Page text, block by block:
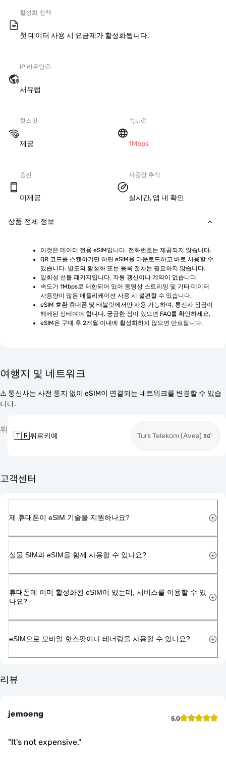
활성화 정책
첫 데이터 사용 시 요금제가 활성화됩니다.
IP 라우팅
서유럽
핫스팟
제공
속도
1Mbps
충전
미제공
사용량 추적
실시간, 앱 내 확인
상품 전체 정보
이것은 데이터 전용 eSIM입니다. 전화번호는 제공되지 않습니다.
QR 코드를 스캔하기만 하면 eSIM을 다운로드하고 바로 사용할 수
있습니다. 별도의 활성화 또는 등록 절차는 필요하지 않습니다.
일회성 선불 패키지입니다. 자동 갱신이나 계약이 없습니다.
속도가 1Mbps로 제한되어 있어 동영상 스트리밍 및 기타 데이터
사용량이 많은 애플리케이션 사용 시 불편할 수 있습니다.
eSIM 호환 휴대폰 및 태블릿에서만 사용 가능하며, 통신사 잠금이
해제된 상태여야 합니다. 궁금한 점이 있으면 FAQ를 확인하세요.
eSIM은 구매 후 2개월 이내에 활성화하지 않으면 만료됩니다.
여행지 및 네트워크
⚠️ 통신사는 사전 통지 없이 eSIM이 연결되는 네트워크를 변경할 수 있습
니다.
튀
🇹🇷튀르키예 Turk Telekom (Avea)
고객센터
제 휴대폰이 eSIM 기술을 지원하나요?
실물 SIM과 eSIM을 함께 사용할 수 있나요?
휴대폰에 이미 활성화된 eSIM이 있는데, 서비스를 이용할 수 있
나요?
eSIM으로 모바일 핫스팟이나 테더링을 사용할 수 있나요?
리뷰
jemoeng 5.0
"It's not expensive."